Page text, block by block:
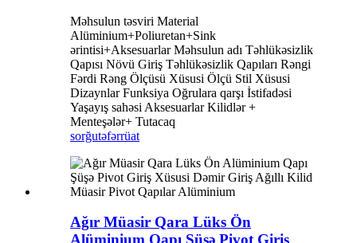
Məhsulun təsviri Material
Alüminium+Poliuretan+Sink
ərintisi+Aksesuarlar Məhsulun adı Təhlükəsizlik
Qapısı Növü Giriş Təhlükəsizlik Qapıları Rəngi ​​
Fərdi Rəng Ölçüsü Xüsusi Ölçü Stil Xüsusi
Dizaynlar Funksiya Oğrulara qarşı İstifadəsi
Yaşayış sahəsi Aksesuarlar Kilidlər +
Menteşələr+ Tutacaq
sorğutəfərrüat
Ağır Müasir Qara Lüks Ön